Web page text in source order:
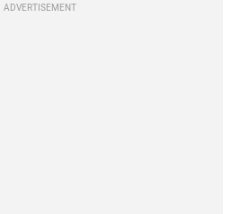
ADVERTISEMENT